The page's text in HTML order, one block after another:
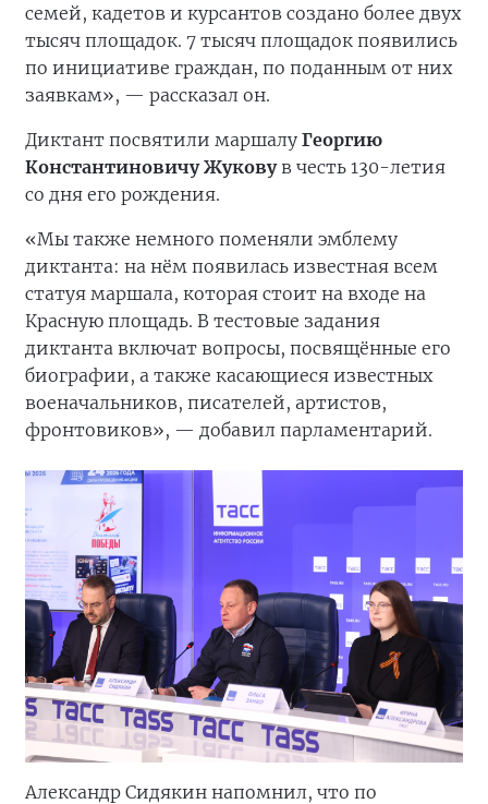
семей, кадетов и курсантов создано более двух
тысяч площадок. 7 тысяч площадок появились
по инициативе граждан, по поданным от них
заявкам», — рассказал он.
Диктант посвятили маршалу Георгию
Константиновичу Жукову в честь 130-летия
со дня его рождения.
«Мы также немного поменяли эмблему
диктанта: на нём появилась известная всем
статуя маршала, которая стоит на входе на
Красную площадь. В тестовые задания
диктанта включат вопросы, посвящённые его
биографии, а также касающиеся известных
военачальников, писателей, артистов,
фронтовиков», — добавил парламентарий.
Александр Сидякин напомнил, что по